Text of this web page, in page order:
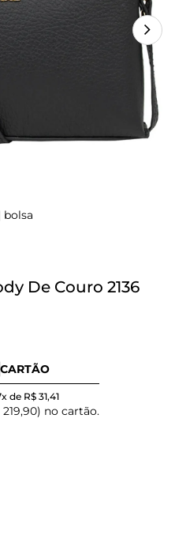
bolsa
De Couro 2136
CARTÃO
de R$ 31,41
219,90) no cartão.